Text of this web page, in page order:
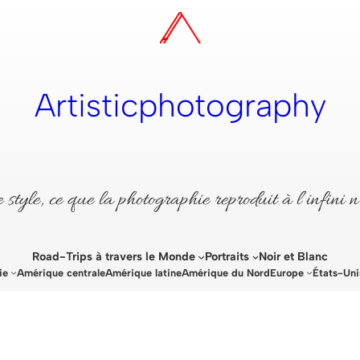
Artisticphotography
ce que la photographie reproduit à l’infini
Road-Trips à travers le Monde Portraits Noir et Blanc
Amérique centraleAmérique latineAmérique du NordEurope États-